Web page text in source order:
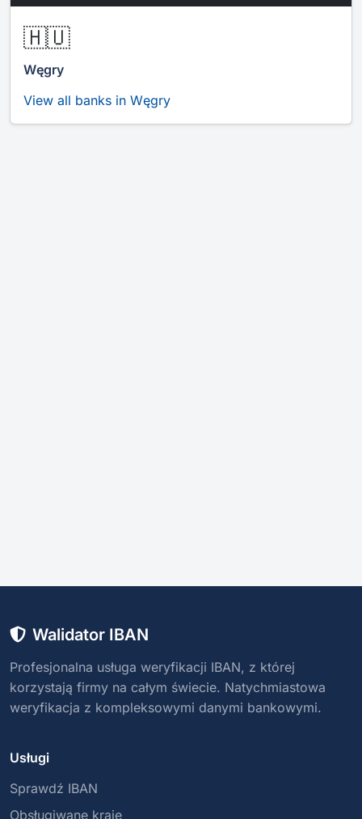
🇭🇺
Węgry
View all banks in Węgry
Walidator IBAN
Profesjonalna usługa weryfikacji IBAN, z której
korzystają firmy na całym świecie. Natychmiastowa
weryfikacja z kompleksowymi danymi bankowymi.
Usługi
Sprawdź IBAN
Obsługiwane kraje